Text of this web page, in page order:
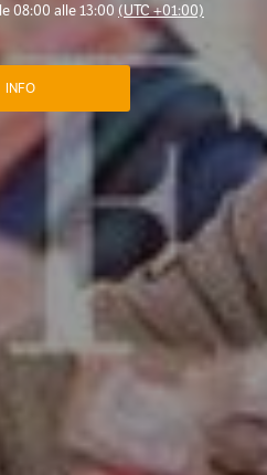
08:00 alle 13:00 (UTC +01:00)
INFO